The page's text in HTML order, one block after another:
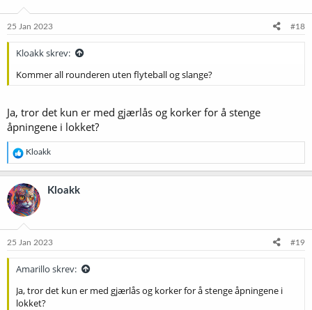
25 Jan 2023 #18
Kloakk skrev:
Kommer all rounderen uten flyteball og slange?
Ja, tror det kun er med gjærlås og korker for å stenge
åpningene i lokket?
R
e
a
k
s
j
o
e
Kloakk
Kloakk
25 Jan 2023 #19
Amarillo skrev:
Ja, tror det kun er med gjærlås og korker for å stenge åpningene i
lokket?